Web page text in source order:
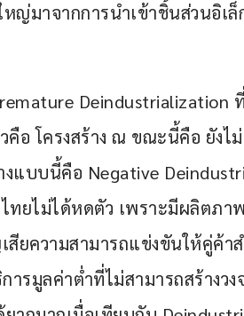
ญ่มาจากการนำเข้าชิ้นส่วนอิเ
Deindustrialization
อ โครงสร้าง ณ ขณะนี้คือ ยังไ
งแบบนี้คือ Negative
ทยไม่ได้หดตัว เพราะมีผลิตภ
สียความสามารถแข่งขันให้คู่ค้
รมูลค่าต่ำที่ไม่สามารถสร้างว